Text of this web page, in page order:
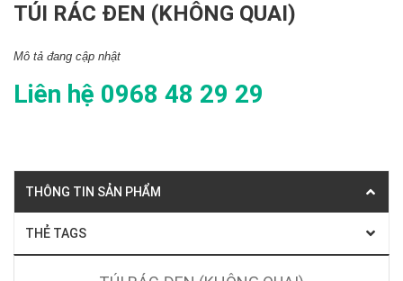
TÚI RÁC ĐEN (KHÔNG QUAI)
Mô tả đang cập nhật
Liên hệ 0968 48 29 29
THÔNG TIN SẢN PHẨM
THẺ TAGS